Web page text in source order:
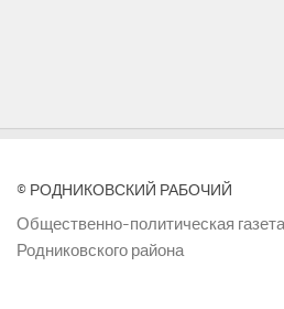
© РОДНИКОВСКИЙ РАБОЧИЙ
Общественно-политическая
Родниковского района